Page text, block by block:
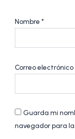
Nombre *
Correo electrónico
Guarda mi
navegador para